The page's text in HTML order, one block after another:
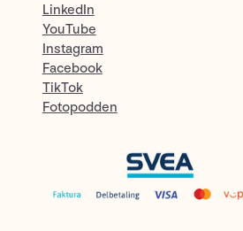
LinkedIn
YouTube
Instagram
Facebook
TikTok
Fotopodden